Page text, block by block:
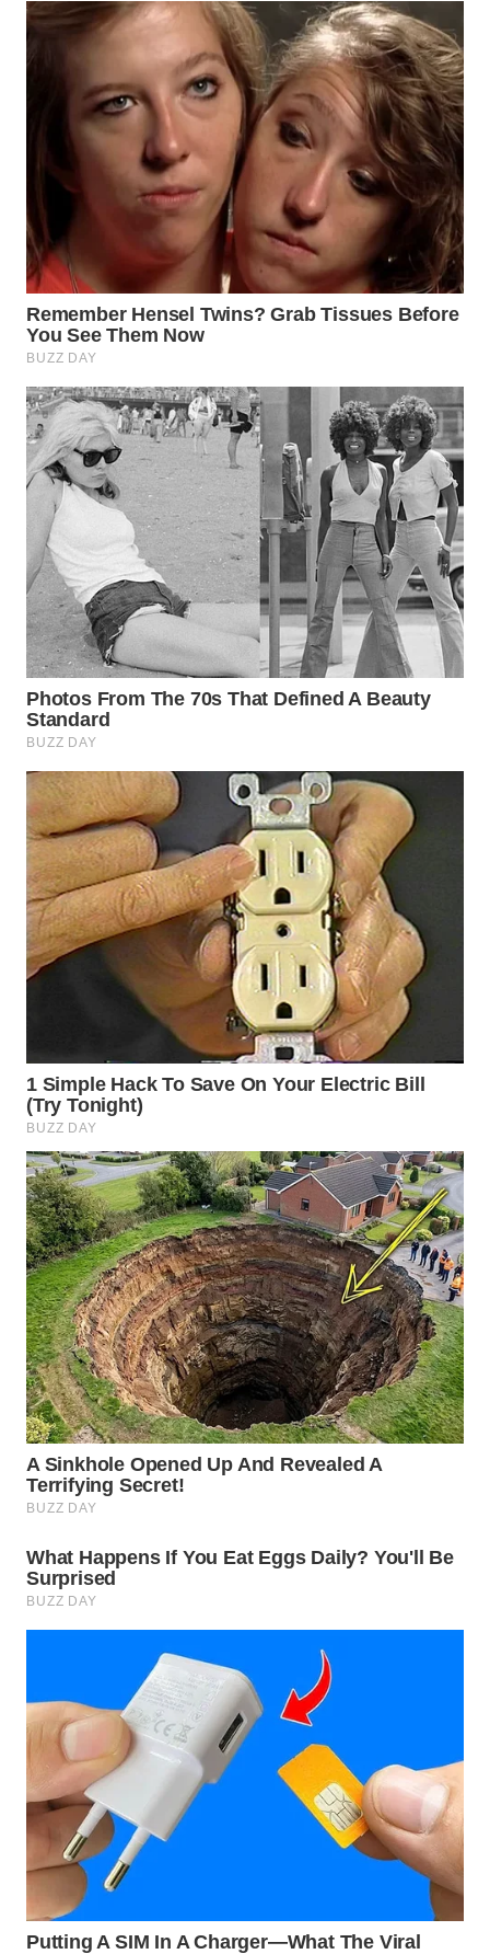
TAPANULI
TENGAH
WN DELI
SERDANG
TEBING
TINGGI
WN
WN
KARAWANG
WN
BEKASI
BOGOR
WN
DEPOK
WN
TAPANULI
UTARA
WN
SAMOSIR
WN
PADANG
LAWAS
CIANJUR
WN
KEPULAUAN
SERIBU
WN
TANGERANG
WN
BINJAI
WN
CIREBON
WN
INDRAMAYU
WN
KUNINGAN
WN
SUBANG
WN
SUKABUMI
WN
PURWAKARTA